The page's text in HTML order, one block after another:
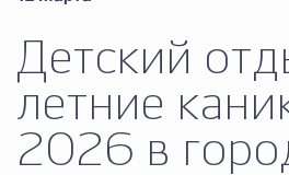
Новости
Детский
летние
2026 в